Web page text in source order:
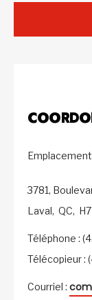
Emplacement
3781,
Laval, QC,
Téléphone :
Télécopieur :
Courriel :